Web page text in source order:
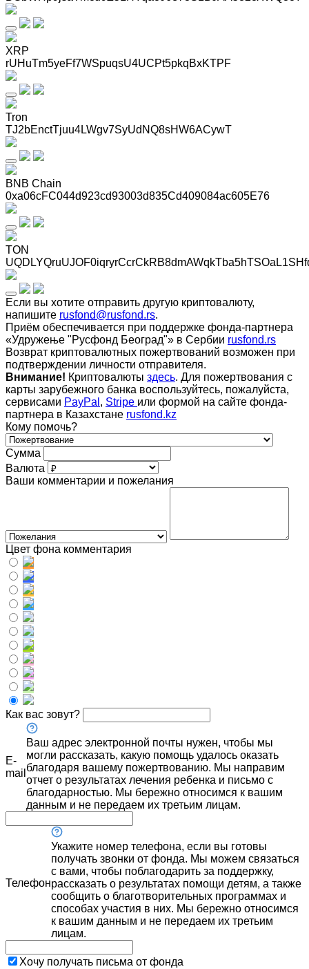
XRP
rUHuTm5yeFf7WSpuqsU4UCPt5pkqBxKTPF
Tron
TJ2bEnctTjuu4LWgv7SyUdNQ8sHW6ACywT
BNB Chain
0xa06cFC044d923cd93003d835Cd409084ac605E76
TON
Если вы хотите отправить другую криптовалюту,
напишите rusfond@rusfond.rs.
Приём обеспечивается при поддержке фонда-партнера
«Удружење "Русфонд Београд"» в Сербии rusfond.rs
Возврат криптовалютных пожертвований возможен при
подтверждении личности отправителя.
Внимание! Криптовалюты здесь. Для пожертвования с
карты зарубежного банка воспользуйтесь, пожалуйста,
сервисами PayPal , Stripe или формой на сайте фонда-
партнера в Казахстане rusfond.kz
Кому помочь?
Сумма
Валюта
Ваши комментарии и пожелания
Цвет фона комментария
Как вас зовут?
E-
mail
Ваш адрес электронной почты нужен, чтобы мы
могли рассказать, какую помощь удалось оказать
благодаря вашему пожертвованию. Мы направим
отчет о результатах лечения ребенка и письмо с
благодарностью. Мы бережно относимся к вашим
данным и не передаем их третьим лицам.
Телефон
Укажите номер телефона, если вы готовы
получать звонки от фонда. Мы можем связаться
с вами, чтобы поблагодарить за поддержку,
рассказать о результатах помощи детям, а также
сообщить о благотворительных программах и
способах участия в них. Мы бережно относимся
к вашим данным и не передаем их третьим
лицам.
Хочу получать письма от фонда